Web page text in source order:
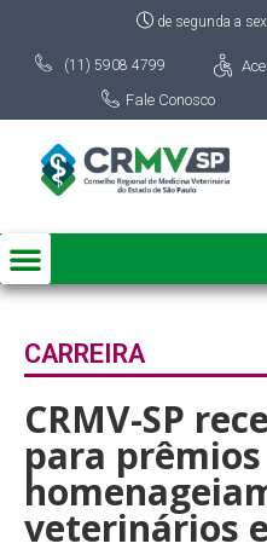
de segunda a
(11) 5908 4799
Fale Conosco
CARREIRA
CRMV-SP
para
veterinários